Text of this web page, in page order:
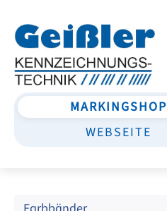
MARKINGSHOP
WEBSEITE